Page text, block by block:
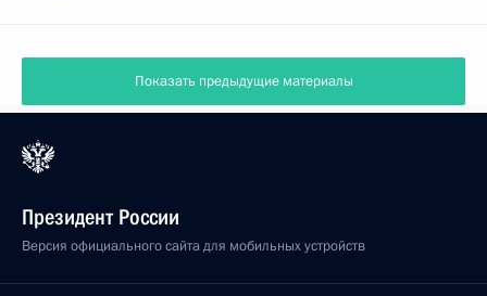
Показать предыдущие материалы
Президент России
Версия официального сайта для мобильных устройств